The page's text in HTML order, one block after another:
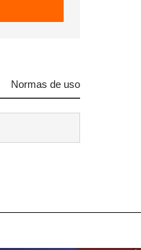
Normas de uso